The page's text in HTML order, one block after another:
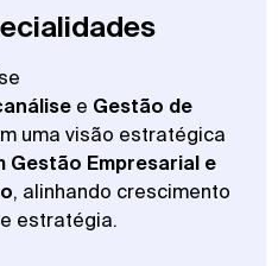
e Gestão de
uma visão estratégica
Gestão Empresarial e
, alinhando crescimento
estratégia.